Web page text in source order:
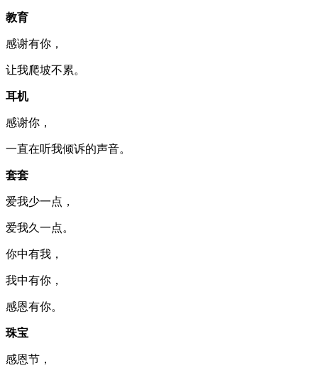
教育
感谢有你，
让我爬坡不累。
耳机
感谢你，
一直在听我倾诉的声音。
套套
爱我少一点，
爱我久一点。
你中有我，
我中有你，
感恩有你。
珠宝
感恩节，